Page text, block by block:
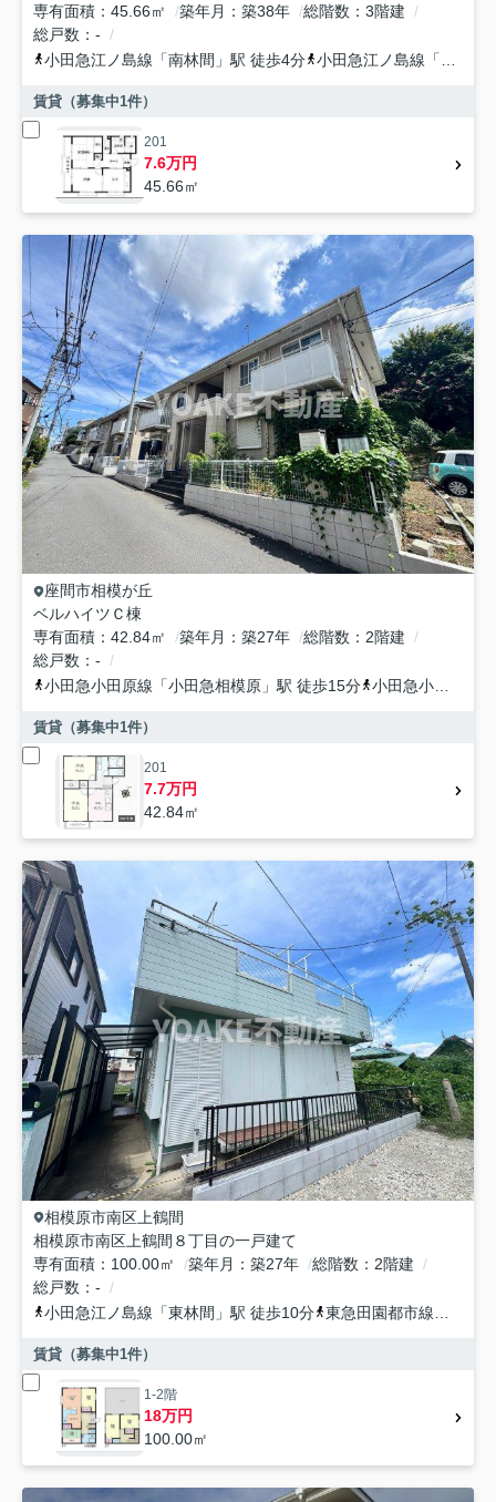
専有面積
45.66㎡ 築年月 築38年 総階数
3階建
総戸数
-
小田急江ノ島線 「南林間 」駅 徒歩4分 小田急江ノ島線 「
賃貸（募集中1件）
201
7.6万円
45.66㎡
座間市相模が丘
ベルハイツＣ棟
専有面積
42.84㎡ 築年月 築27年 総階数
2階建
総戸数
-
小田急小田原線 「小田急相模原 」駅 徒歩15分 小田急小田原線
賃貸（募集中1件）
201
7.7万円
42.84㎡
相模原市南区 上鶴間
相模原市南区上鶴間８丁目の一戸建て
専有面積
100.00㎡ 築年月 築27年 総階数
2階建
総戸数
-
小田急江ノ島線 「東林間 」駅 徒歩10分 東急田園都市線
賃貸（募集中1件）
1-2階
18万円
100.00㎡